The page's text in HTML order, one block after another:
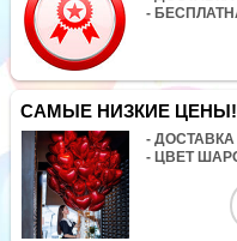
-
САМЫЕ НИЗКИЕ
-
- ЦВЕТ